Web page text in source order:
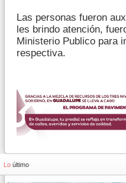
Las personas fueron
les brindo atención,
Ministerio Publico para
respectiva.
Lo último